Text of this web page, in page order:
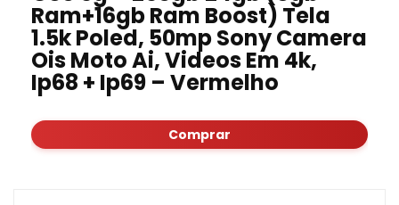
Ram+16gb Ram Boost) Tela
1.5k Poled, 50mp Sony Camera
Ois Moto Ai, Videos Em 4k,
Ip68 + Ip69 – Vermelho
Comprar